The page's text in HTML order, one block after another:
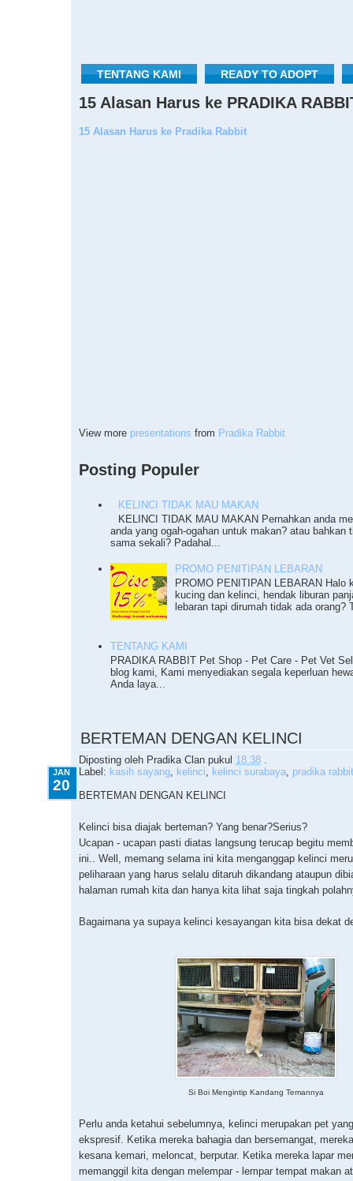
TENTANG KAMI READY TO ADOPT
15 Alasan Harus ke PRADIKA
15 Alasan Harus ke Pradika Rabbit
View more presentations from Pradika Rabbit
Posting Populer
KELINCI TIDAK MAU MAKAN
KELINCI TIDAK MAU MAKAN Pernahkan anda
anda yang ogah-ogahan untuk makan? atau bahkan
sama sekali? Padahal...
PROMO PENITIPAN LEBARAN
PROMO PENITIPAN LEBARAN Halo
kucing dan kelinci, hendak liburan
lebaran tapi dirumah tidak ada orang?
TENTANG KAMI
PRADIKA RABBIT Pet Shop - Pet Care - Pet Vet
blog kami, Kami menyediakan segala keperluan
Anda laya...
BERTEMAN DENGAN KELINCI
Diposting oleh Pradika Clan pukul 18.38 .
JAN
20
Label: kasih sayang, kelinci, kelinci surabaya, pradika rabbit
BERTEMAN DENGAN KELINCI
Kelinci bisa diajak berteman? Yang benar?Serius?
Ucapan - ucapan pasti diatas langsung terucap begitu
ini.. Well, memang selama ini kita menganggap kelinci
peliharaan yang harus selalu ditaruh dikandang ataupun
halaman rumah kita dan hanya kita lihat saja tingkah
Bagaimana ya supaya kelinci kesayangan kita bisa dekat
Si Boi Mengintip Kandang Temannya
Perlu anda ketahui sebelumnya, kelinci merupakan pet
ekspresif. Ketika mereka bahagia dan bersemangat,
kesana kemari, meloncat, berputar. Ketika mereka lapar
memanggil kita dengan melempar - lempar tempat makan